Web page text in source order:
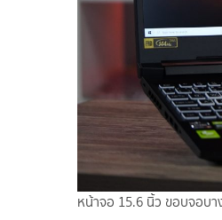
หน้าจอ 15.6 นิ้ว ขอบจอบา